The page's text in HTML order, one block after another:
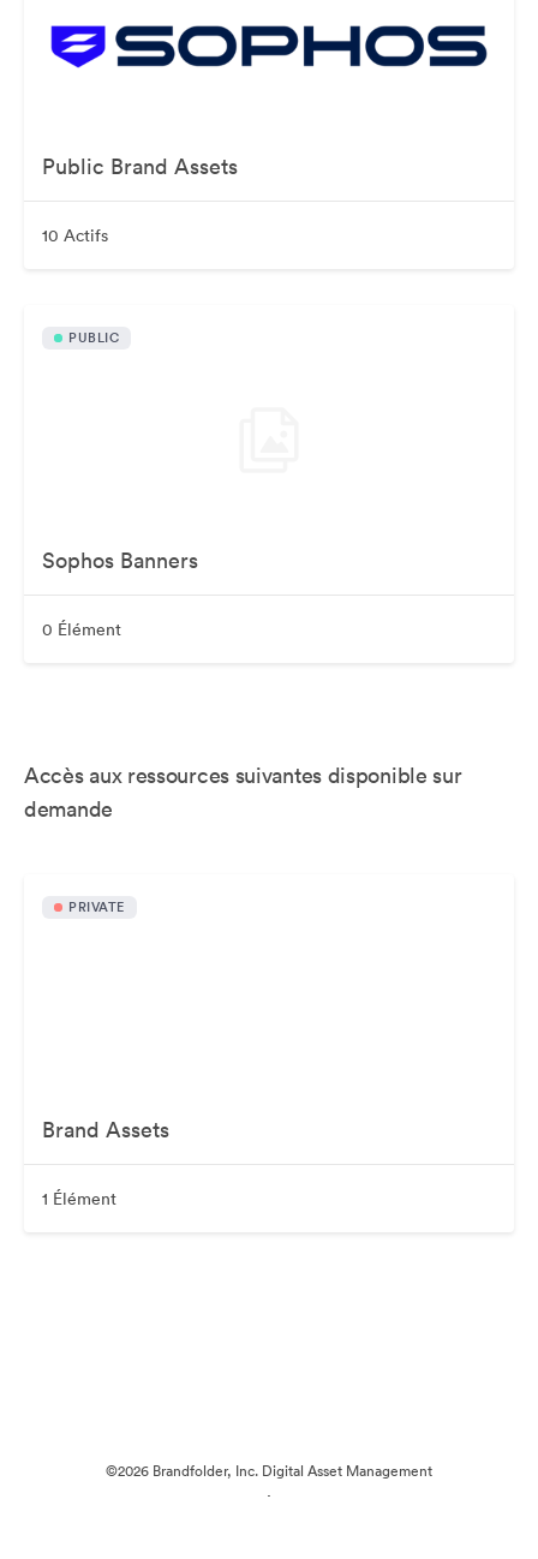
Public Brand Assets
10 Actifs
PUBLIC
Sophos Banners
0 Élément
Accès aux ressources suivantes disponible sur
demande
PRIVATE
Brand Assets
1 Élément
©2026 Brandfolder, Inc. Digital Asset Management
·